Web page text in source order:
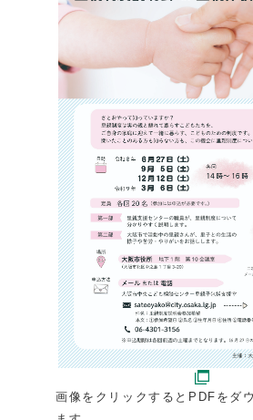
画像をクリックするとPDFをダ